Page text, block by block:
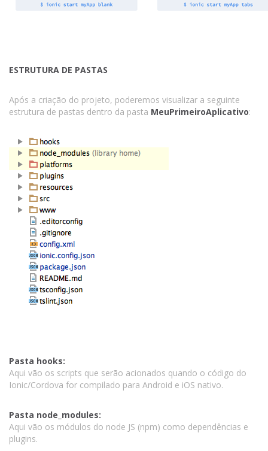
ESTRUTURA DE PASTAS
Após a criação do projeto, poderemos visualizar a seguinte
estrutura de pastas dentro da pasta MeuPrimeiroAplicativo:
Pasta hooks:
Aqui vão os scripts que serão acionados quando o código do
Ionic/Cordova for compilado para Android e iOS nativo.
Pasta node_modules:
Aqui vão os módulos do node JS (npm) como dependências e
plugins.